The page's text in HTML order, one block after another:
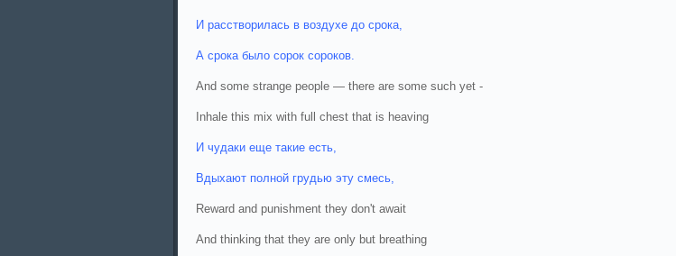
И расстворилась в воздухе до срока,
А срока было сорок сороков.
And some strange people — there are some such yet -
Inhale this mix with full chest that is heaving
И чудаки еще такие есть,
Вдыхают полной грудью эту смесь,
Reward and punishment they don't await
And thinking that they are only but breathing